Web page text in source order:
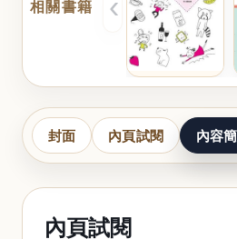
相關書籍
封面 內頁試閱 內容
內頁試閱